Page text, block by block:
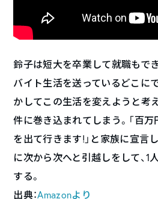
鈴子は短大を卒業して就職もで
バイト生活を送っているどこに
かしてこの生活を変えようと考
件に巻き込まれてしまう。「百万
を出て行きます!」と家族に宣言
に次から次へと引越しをして、1
する。
出典：Amazonより